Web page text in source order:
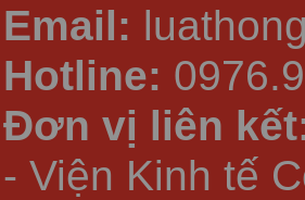
Email:
Hotline:
Đơn vị liên
- Viện Kinh tế